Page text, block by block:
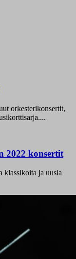
orkesterikonsertit,
2022 konsertit
klassikoita ja uusia